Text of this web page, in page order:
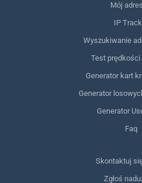
Mój
IP
Wyszukiwanie
Test prędkości
Generator kart
Generator
Generator
Faq
Skontaktuj
Zgłoś